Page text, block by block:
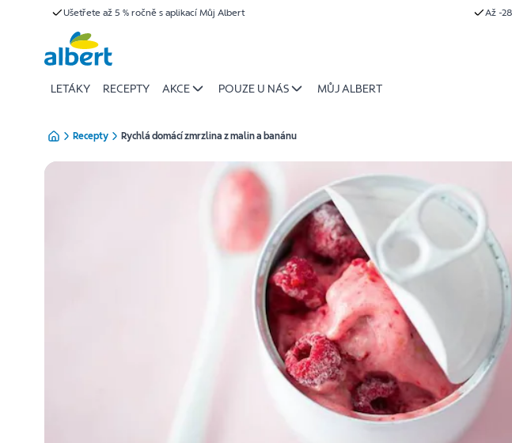
Ušetřete až 5 % ročně s aplikací Můj Albert Až -
LETÁKY RECEPTY AKCE POUZE U NÁS MŮJ ALBERT
Recepty Rychlá domácí zmrzlina z malin a banánu